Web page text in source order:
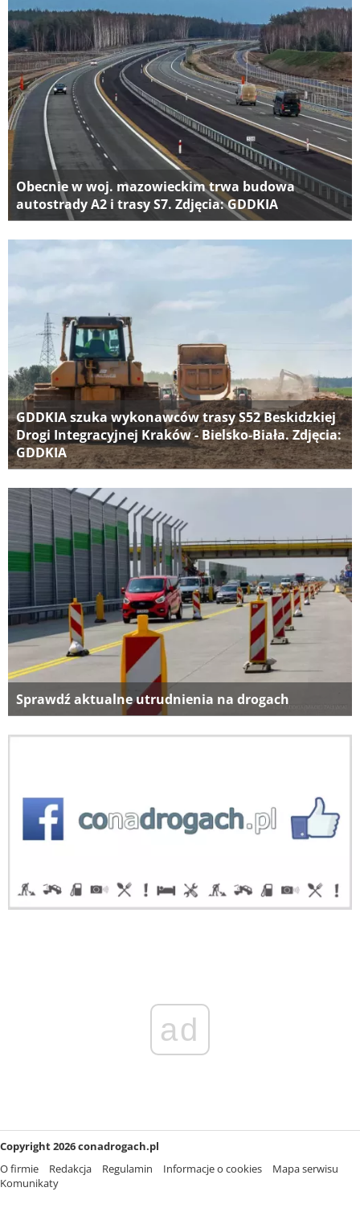
Obecnie w woj. mazowieckim trwa budowa
autostrady A2 i trasy S7. Zdjęcia: GDDKIA
GDDKIA szuka wykonawców trasy S52 Beskidzkiej
Drogi Integracyjnej Kraków - Bielsko-Biała. Zdjęcia:
GDDKIA
Sprawdź aktualne utrudnienia na drogach
ad
Copyright 2026 conadrogach.pl
O firmie
Redakcja Regulamin Informacje o cookies
Mapa serwisu
Komunikaty